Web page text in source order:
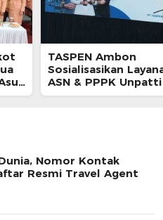
TASPEN Ambon
Sosialisasikan
ASN & PPPK Unpatti
Nomor Kontak
Resmi Travel Agent